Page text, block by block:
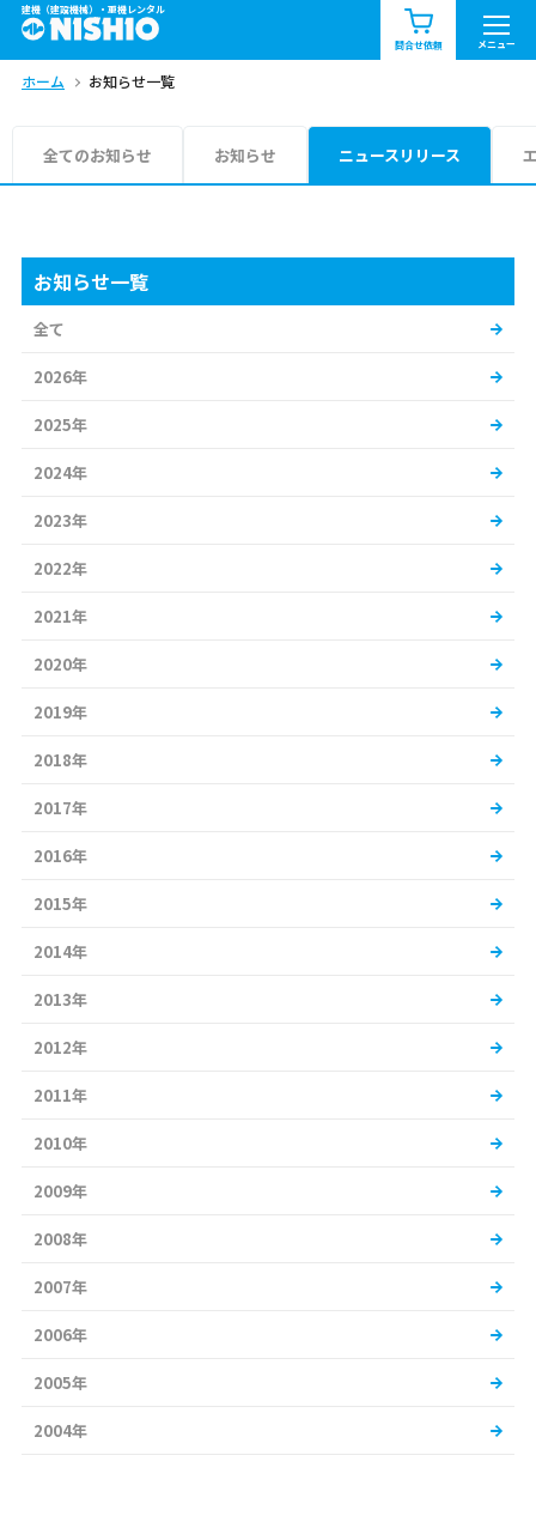
建機（建設機械）・重機レンタル
問合せ依頼 メニュー
商品一覧 お知らせ一覧
問合せ依頼リスト
エリア情報を見る
中部 関西 中国・四国
ホーム お知らせ一覧
全てのお知らせ お知らせ ニュースリリース
お知らせ一覧
全て
2026年
2025年
2024年
2023年
2022年
2021年
2020年
2019年
2018年
2017年
2016年
2015年
2014年
2013年
2012年
2011年
2010年
2009年
2008年
2007年
2006年
2005年
2004年